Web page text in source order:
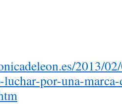
2013/
luchar-por-una-